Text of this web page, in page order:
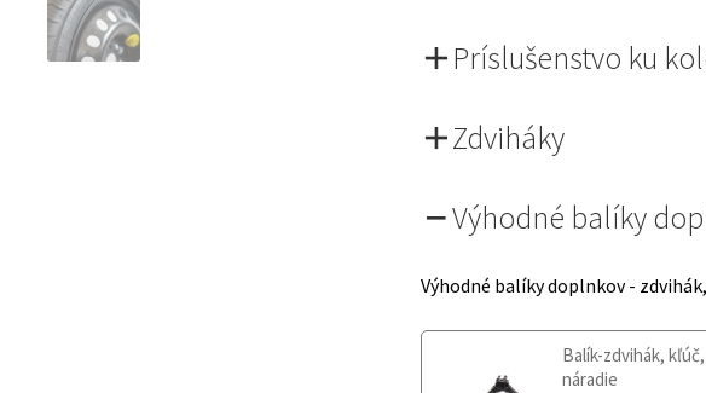
Príslušenstvo ku
Zdviháky
Výhodné balíky
Výhodné balíky doplnkov -
Balík-zdvihák,
náradie